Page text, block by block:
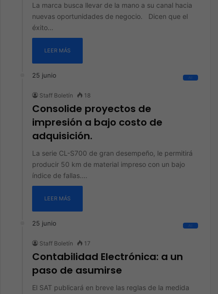
La marca busca llevar de la mano a su canal hacia
nuevas oportunidades de negocio. Dicen que el
éxito…
LEER MÁS
25 junio All
Staff Boletín 18
Consolide proyectos de
impresión a bajo costo de
adquisición.
La serie CL-S700 de gran desempeño, le permitirá
producir 50 km de material impreso con un bajo
índice de fallas.…
LEER MÁS
25 junio All
Staff Boletín 17
Contabilidad Electrónica: a un
paso de asumirse
El SAT publicará en breve las reglas de la medida